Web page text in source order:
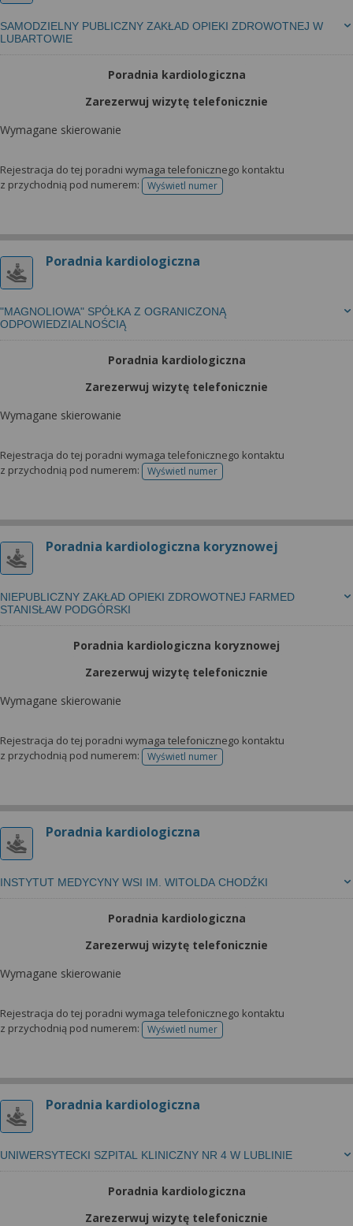
SAMODZIELNY PUBLICZNY ZAKŁAD OPIEKI ZDROWOTNEJ W
LUBARTOWIE
Poradnia kardiologiczna
Zarezerwuj wizytę telefonicznie
Wymagane skierowanie
Rejestracja do tej poradni wymaga telefonicznego kontaktu
z przychodnią pod numerem:
Wyświetl numertelefonu do rejestracji
Poradnia kardiologiczna
"MAGNOLIOWA" SPÓŁKA Z OGRANICZONĄ
ODPOWIEDZIALNOŚCIĄ
Poradnia kardiologiczna
Zarezerwuj wizytę telefonicznie
Wymagane skierowanie
Rejestracja do tej poradni wymaga telefonicznego kontaktu
z przychodnią pod numerem:
Wyświetl numertelefonu do rejestracji
Poradnia kardiologiczna koryznowej
NIEPUBLICZNY ZAKŁAD OPIEKI ZDROWOTNEJ FARMED
STANISŁAW PODGÓRSKI
Poradnia kardiologiczna koryznowej
Zarezerwuj wizytę telefonicznie
Wymagane skierowanie
Rejestracja do tej poradni wymaga telefonicznego kontaktu
z przychodnią pod numerem:
Wyświetl numertelefonu do rejestracji
Poradnia kardiologiczna
INSTYTUT MEDYCYNY WSI IM. WITOLDA CHODŹKI
Poradnia kardiologiczna
Zarezerwuj wizytę telefonicznie
Wymagane skierowanie
Rejestracja do tej poradni wymaga telefonicznego kontaktu
z przychodnią pod numerem:
Wyświetl numertelefonu do rejestracji
Poradnia kardiologiczna
UNIWERSYTECKI SZPITAL KLINICZNY NR 4 W LUBLINIE
Poradnia kardiologiczna
Zarezerwuj wizytę telefonicznie